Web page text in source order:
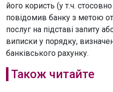
його користь (у т.ч.
повідомив банку з метою
послуг на підставі запиту
виписки у порядку,
банківського рахунку.
Також читайте